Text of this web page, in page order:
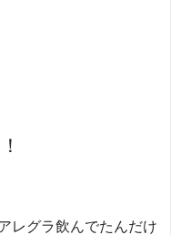
レグラ飲んでたんだけ